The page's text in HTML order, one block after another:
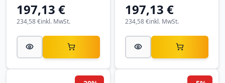
197,13 €
inkl. MwSt.
234,58 €
197,13 €
inkl. MwSt.
234,58 €